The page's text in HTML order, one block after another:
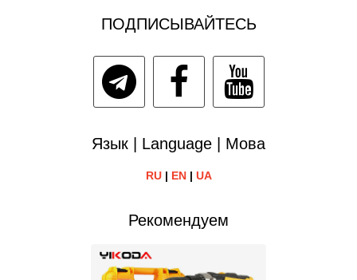
ПОДПИСЫВАЙТЕСЬ
Язык | Language | Мова
RU| EN| UA
Рекомендуем